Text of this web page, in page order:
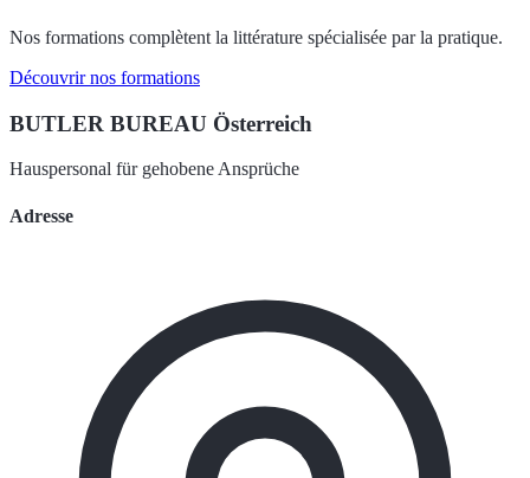
Nos formations complètent la littérature spécialisée par la pratique.
Découvrir nos formations
BUTLER BUREAU Österreich
Hauspersonal für gehobene Ansprüche
Adresse